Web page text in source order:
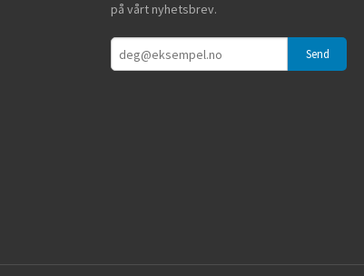
på vårt nyhetsbrev.